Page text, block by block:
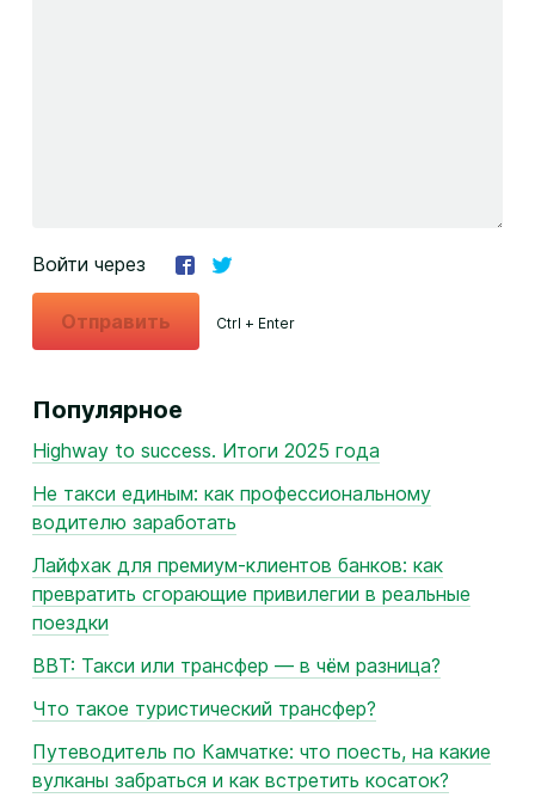
Войти через
Отправить Ctrl + Enter
Популярное
Highway to success. Итоги 2025 года
Не такси единым: как профессиональному
водителю заработать
Лайфхак для премиум-клиентов банков: как
превратить сгорающие привилегии в реальные
поездки
BBT: Такси или трансфер — в чём разница?
Что такое туристический трансфер?
Путеводитель по Камчатке: что поесть, на какие
вулканы забраться и как встретить косаток?